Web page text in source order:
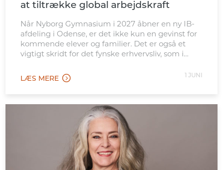
at tiltrække global arbejdskraft
Når Nyborg Gymnasium i 2027 åbner en ny IB-
afdeling i Odense, er det ikke kun en gevinst for
kommende elever og familier. Det er også et
vigtigt skridt for det fynske erhvervsliv, som i
kvalificeret arbejdskraft. Den nye afdeling
placeres tæt ved Odense Banegård, hvilket gør
LÆS MERE 1 JUNI